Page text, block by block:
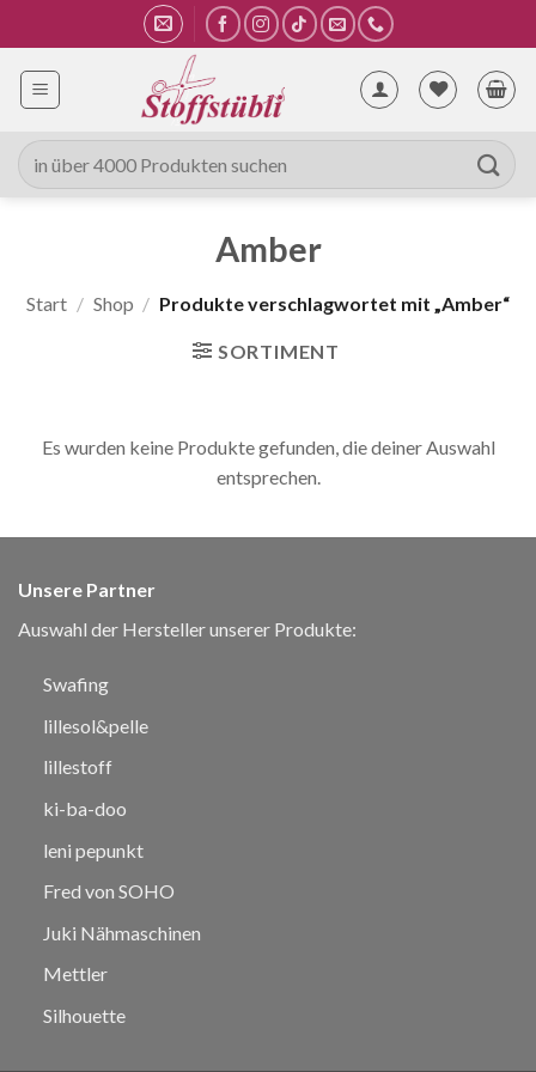
Inhalt
springen
Suche
nach:
Amber
Start / Shop / Produkte verschlagwortet mit „Amber“
SORTIMENT
Es wurden keine Produkte gefunden, die deiner Auswahl
entsprechen.
Unsere Partner
Auswahl der Hersteller unserer Produkte:
Swafing
lillesol&pelle
lillestoff
ki-ba-doo
leni pepunkt
Fred von SOHO
Juki Nähmaschinen
Mettler
Silhouette